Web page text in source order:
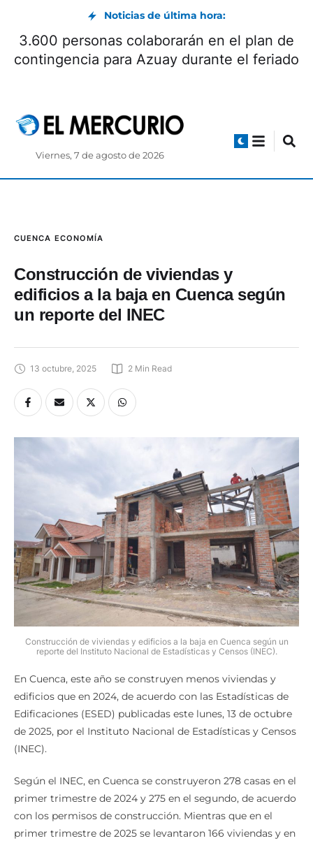
Noticias de última hora:
3.600 personas colaborarán en el plan de
contingencia para Azuay durante el feriado
Viernes, 7 de agosto de 2026
CUENCA ECONOMÍA
Construcción de viviendas y
edificios a la baja en Cuenca según
un reporte del INEC
13 octubre, 2025 2 Min Read
Construcción de viviendas y edificios a la baja en Cuenca según un
reporte del Instituto Nacional de Estadísticas y Censos (INEC).
En Cuenca, este año se construyen menos viviendas y
edificios que en 2024, de acuerdo con las Estadísticas de
Edificaciones (ESED) publicadas este lunes, 13 de octubre
de 2025, por el Instituto Nacional de Estadísticas y Censos
(INEC).
Según el INEC, en Cuenca se construyeron 278 casas en el
primer trimestre de 2024 y 275 en el segundo, de acuerdo
con los permisos de construcción. Mientras que en el
primer trimestre de 2025 se levantaron 166 viviendas y en